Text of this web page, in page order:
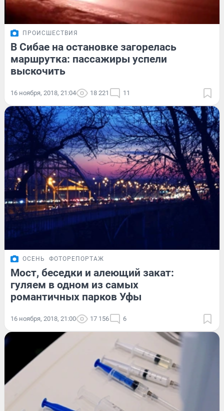
ПРОИСШЕСТВИЯ
В Сибае на остановке загорелась
маршрутка: пассажиры успели
выскочить
16 ноября, 2018, 21:04 18 221 11
ОСЕНЬ ФОТОРЕПОРТАЖ
Мост, беседки и алеющий закат:
гуляем в одном из самых
романтичных парков Уфы
16 ноября, 2018, 21:00 17 156 6